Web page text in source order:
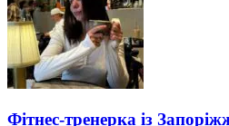
Фітнес-тренерка із